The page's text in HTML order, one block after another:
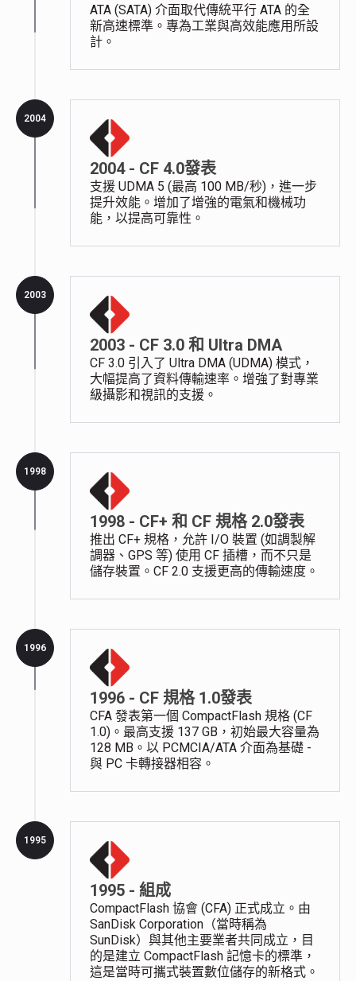
ATA (SATA) 介面取代傳統平行 ATA 的全
新高速標準。專為工業與高效能應用所設
計。
2004
2004 - CF 4.0發表
支援 UDMA 5 (最高 100 MB/秒)，進一步
提升效能。增加了增強的電氣和機械功
能，以提高可靠性。
2003
2003 - CF 3.0 和 Ultra DMA
CF 3.0 引入了 Ultra DMA (UDMA) 模式，
大幅提高了資料傳輸速率。增強了對專業
級攝影和視訊的支援。
1998
1998 - CF+ 和 CF 規格 2.0發表
推出 CF+ 規格，允許 I/O 裝置 (如調製解
調器、GPS 等) 使用 CF 插槽，而不只是
儲存裝置。CF 2.0 支援更高的傳輸速度。
1996
1996 - CF 規格 1.0發表
CFA 發表第一個 CompactFlash 規格 (CF
1.0)。最高支援 137 GB，初始最大容量為
128 MB。以 PCMCIA/ATA 介面為基礎 -
與 PC 卡轉接器相容。
1995
1995 - 組成
CompactFlash 協會 (CFA) 正式成立。由
SanDisk Corporation（當時稱為
SunDisk）與其他主要業者共同成立，目
的是建立 CompactFlash 記憶卡的標準，
這是當時可攜式裝置數位儲存的新格式。